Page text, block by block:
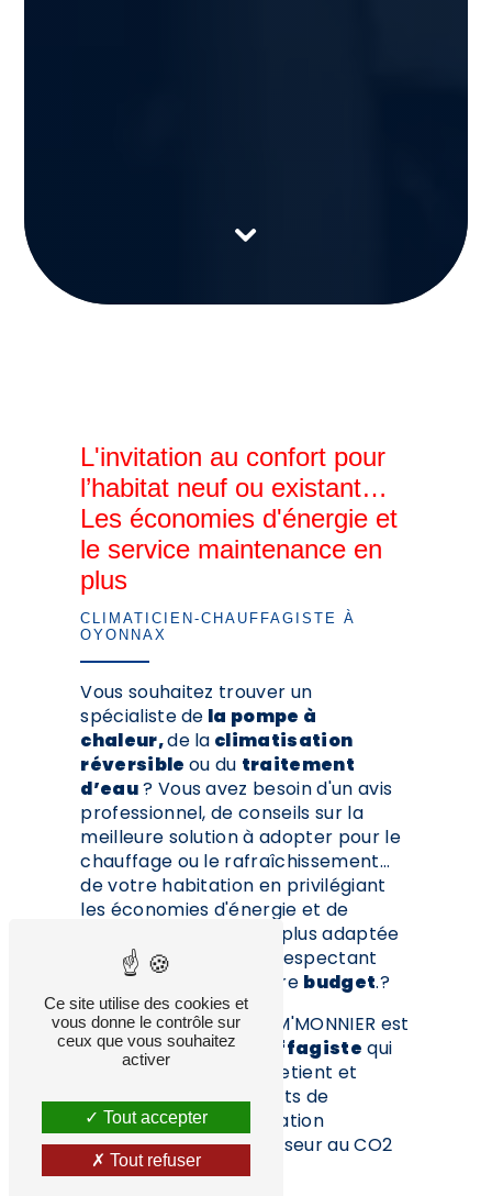
L'invitation au confort pour
l’habitat neuf ou existant…
Les économies d'énergie et
le service maintenance en
plus
CLIMATICIEN-CHAUFFAGISTE À
OYONNAX
Vous souhaitez trouver un
spécialiste de la pompe à
chaleur,de la climatisation
réversible ou du traitement
d’eau? Vous avez besoin d'un avis
professionnel, de conseils sur la
meilleure solution à adopter pour le
chauffage ou le rafraîchissement…
de votre habitation en privilégiant
les économies d'énergie et de
la plus adaptée
à vos besoins tout en respectant
vos contraintes et votre budget.?
Ne cherchez plus : CLIM'MONNIER est
leclimaticien-chauffagiste qui
conseille, installe, entretient et
répare vos équipements de
chauffage, de climatisation
réversible et d’adoucisseur au CO2
dans l'Ain.
Ce site utilise des cookies et
vous donne le contrôle sur
ceux que vous souhaitez
activer
Tout accepter
Tout refuser